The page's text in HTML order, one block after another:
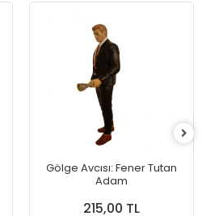
​Gölge Avcısı: Fener Tutan
Adam
215,00 TL